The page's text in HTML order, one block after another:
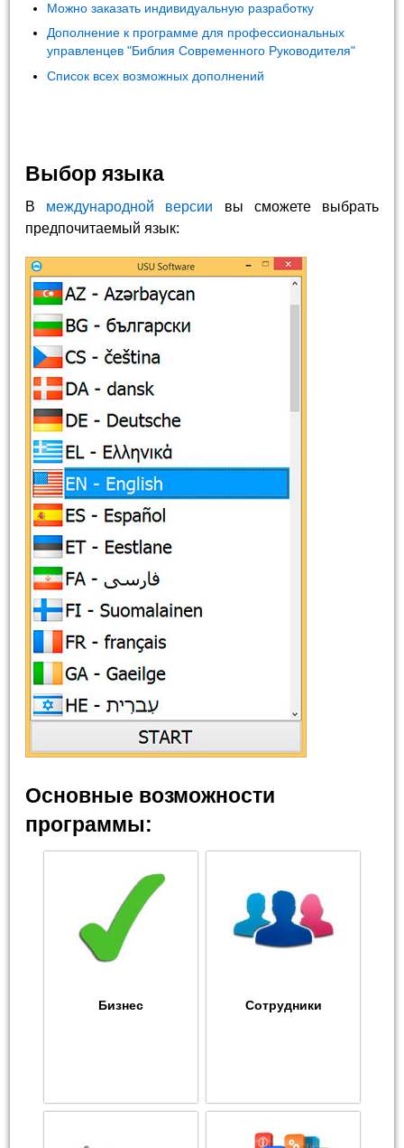
Можно заказать индивидуальную разработку
Дополнение к программе для профессиональных
управленцев "Библия Современного Руководителя"
Список всех возможных дополнений
Выбор языка
В международной версии вы сможете выбрать
предпочитаемый язык:
Основные возможности
программы:
Бизнес Сотрудники